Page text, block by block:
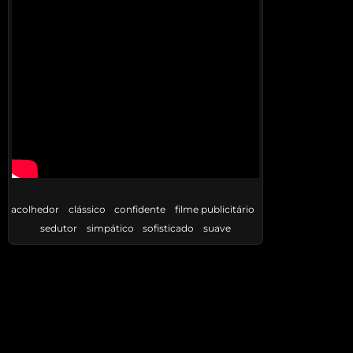
acolhedor clássico confidente
filme publicitário
sedutor
simpático sofisticado suave